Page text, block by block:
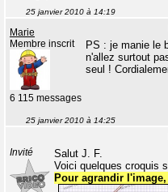
25 janvier 2010 à 14:19
Marie
Membre inscrit
6 115 messages
PS : je manie le
n'allez surtout
seul !
25 janvier 2010 à 14:25
Invité
Salut J. F.
Voici quelques croquis
Pour agrandir